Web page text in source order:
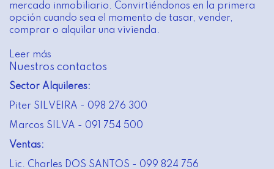
mercado inmobiliario. Convirtiéndonos en la primera
opción cuando sea el momento de tasar, vender,
comprar o alquilar una vivienda.
Leer más
Nuestros contactos
Sector Alquileres:
Piter SILVEIRA - 098 276 300
Marcos SILVA - 091 754 500
Ventas:
Lic. Charles DOS SANTOS - 099 824 756